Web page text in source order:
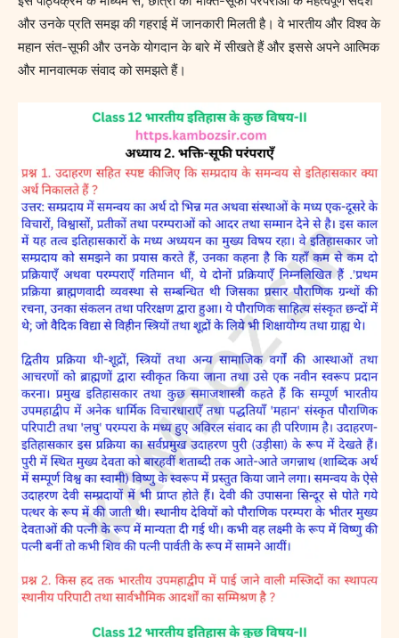
और उनके प्रति समझ की गहराई में जानकारी मिलती है। वे भारतीय और विश्व के
महान संत-सूफी और उनके योगदान के बारे में सीखते हैं और इससे अपने आत्मिक
और मानवात्मक संवाद को समझते हैं।